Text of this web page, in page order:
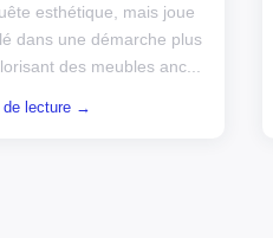
esthétique, mais joue
dans une démarche plus
des meubles anc...
de lecture →